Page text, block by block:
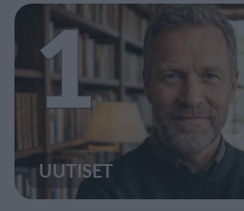
1
UUTISET